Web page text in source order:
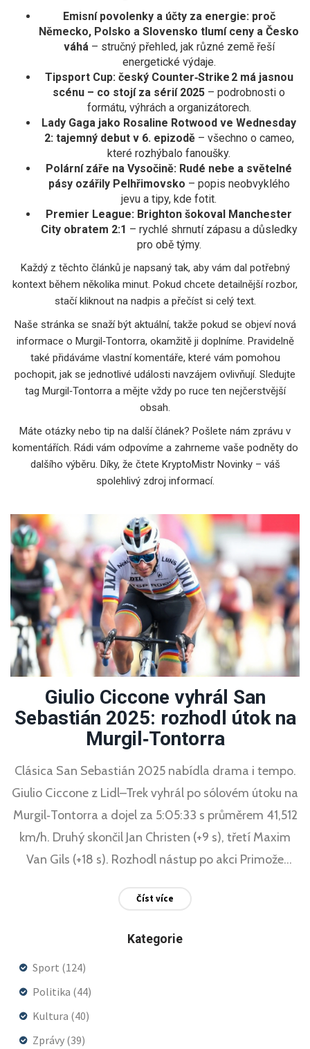
Emisní povolenky a účty za energie: proč
Německo, Polsko a Slovensko tlumí ceny a Česko
váhá – stručný přehled, jak různé země řeší
energetické výdaje.
Tipsport Cup: český Counter‑Strike 2 má jasnou
scénu – co stojí za sérií 2025 – podrobnosti o
formátu, výhrách a organizátorech.
Lady Gaga jako Rosaline Rotwood ve Wednesday
2: tajemný debut v 6. epizodě– všechno o cameo,
které rozhýbalo fanoušky.
Polární záře na Vysočině: Rudé nebe a světelné
pásy ozářily Pelhřimovsko – popis neobvyklého
jevu a tipy, kde fotit.
Premier League: Brighton šokoval Manchester
City obratem 2:1 – rychlé shrnutí zápasu a důsledky
pro obě týmy.
Každý z těchto článků je napsaný tak, aby vám dal potřebný
kontext během několika minut. Pokud chcete detailnější rozbor,
stačí kliknout na nadpis a přečíst si celý text.
Naše stránka se snaží být aktuální, takže pokud se objeví nová
informace o Murgil‑Tontorra, okamžitě ji doplníme. Pravidelně
také přidáváme vlastní komentáře, které vám pomohou
pochopit, jak se jednotlivé události navzájem ovlivňují. Sledujte
tag Murgil‑Tontorra a mějte vždy po ruce ten nejčerstvější
obsah.
Máte otázky nebo tip na další článek? Pošlete nám zprávu v
komentářích. Rádi vám odpovíme a zahrneme vaše podněty do
dalšího výběru. Díky, že čtete KryptoMistr Novinky – váš
spolehlivý zdroj informací.
Giulio Ciccone vyhrál San
Sebastián 2025: rozhodl útok na
Murgil‑Tontorra
Clásica San Sebastián 2025 nabídla drama i tempo.
Giulio Ciccone z Lidl–Trek vyhrál po sólovém útoku na
Murgil‑Tontorra a dojel za 5:05:33 s průměrem 41,512
km/h. Druhý skončil Jan Christen (+9 s), třetí Maxim
Van Gils (+18 s). Rozhodl nástup po akci Primože
formu jezdců před Vueltou.
Číst více
Kategorie
Sport (124)
Politika (44)
Kultura (40)
Zprávy (39)